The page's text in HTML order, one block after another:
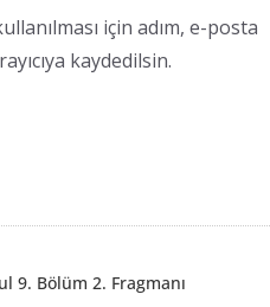
için adım, e-posta
kaydedilsin.
9. Bölüm 2. Fragmanı